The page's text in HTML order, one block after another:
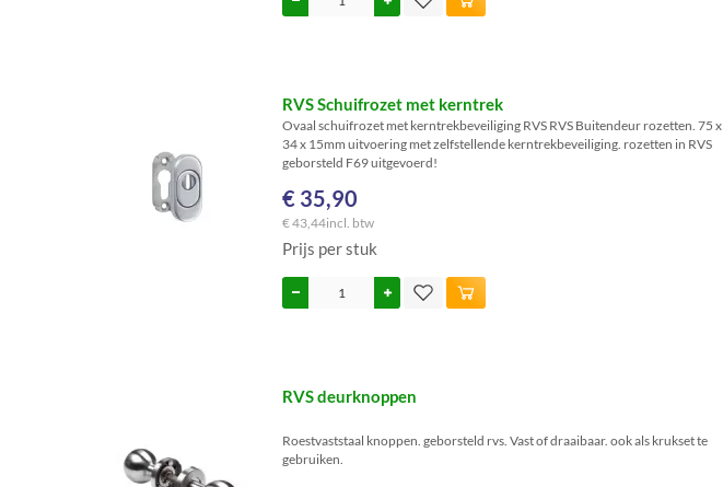
RVS Schuifrozet met kerntrek
Ovaal schuifrozet met kerntrekbeveiliging RVS RVS Buitendeur rozetten. 75 x
34 x 15mm uitvoering met zelfstellende kerntrekbeveiliging. rozetten in RVS
geborsteld F69 uitgevoerd!
€ 35,90
€ 43,44incl. btw
Prijs per stuk
RVS deurknoppen
Roestvaststaal knoppen. geborsteld rvs. Vast of draaibaar. ook als krukset te
gebruiken.